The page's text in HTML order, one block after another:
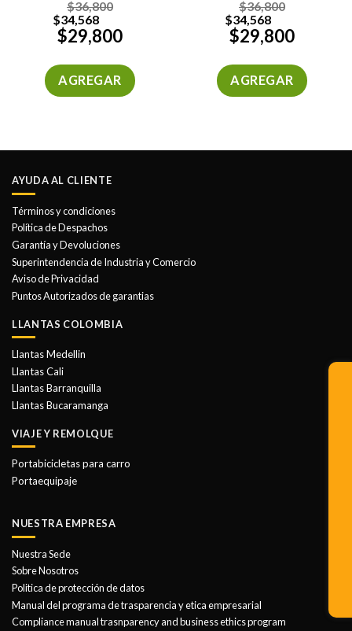
$36,800
$34,568
$29,800
AGREGAR
$36,800
$34,568
$29,800
AGREGAR
AYUDA AL CLIENTE
Términos y condiciones
Política de Despachos
Garantía y Devoluciones
Superintendencia de Industria y Comercio
Aviso de Privacidad
Puntos Autorizados de garantias
LLANTAS COLOMBIA
Llantas Medellin
Llantas Cali
Llantas Barranquilla
Llantas Bucaramanga
VIAJE Y REMOLQUE
Portabicicletas para carro
Portaequipaje
NUESTRA EMPRESA
Nuestra Sede
Sobre Nosotros
Politica de protección de datos
Manual del programa de trasparencia y etica empresarial
Compliance manual trasnparency and business ethics program